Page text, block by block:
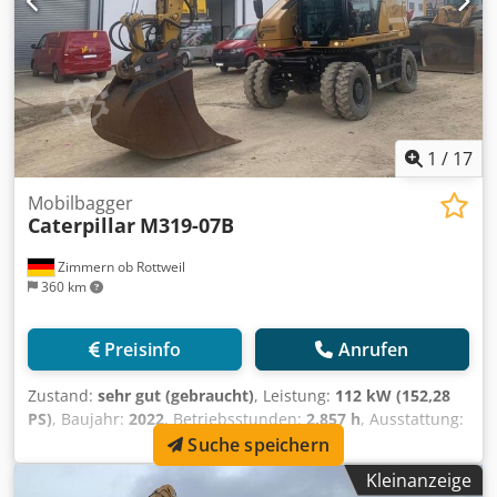
20,5 to.
1 / 17
Zimmern ob Rottweil
360 km
Mobilbagger
Caterpillar M319-07B
Preisinfo Anrufen
Zustand: sehr gut (gebraucht), Leistung: 112 kW (152,28
PS), Baujahr: 2022, Betriebsstunden: 2.857 h, Ausstattung:
, CATERPILLAR M319-07B Baujahr 2022
Betriebsstunden 2.857 std. Geschlossene Kabine
Credpfxjyin Dbj Acmjf Klimaanlage Radio Rück- undKleinanzeige
Suche speichern